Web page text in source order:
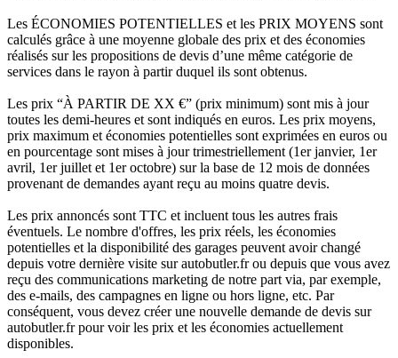
Les ÉCONOMIES POTENTIELLES et les PRIX MOYENS sont
calculés grâce à une moyenne globale des prix et des économies
réalisés sur les propositions de devis d’une même catégorie de
services dans le rayon à partir duquel ils sont obtenus.
Les prix “À PARTIR DE XX €” (prix minimum) sont mis à jour
toutes les demi-heures et sont indiqués en euros. Les prix moyens,
prix maximum et économies potentielles sont exprimées en euros ou
en pourcentage sont mises à jour trimestriellement (1er janvier, 1er
avril, 1er juillet et 1er octobre) sur la base de 12 mois de données
provenant de demandes ayant reçu au moins quatre devis.
Les prix annoncés sont TTC et incluent tous les autres frais
éventuels. Le nombre d'offres, les prix réels, les économies
potentielles et la disponibilité des garages peuvent avoir changé
depuis votre dernière visite sur autobutler.fr ou depuis que vous avez
reçu des communications marketing de notre part via, par exemple,
des e-mails, des campagnes en ligne ou hors ligne, etc. Par
conséquent, vous devez créer une nouvelle demande de devis sur
autobutler.fr pour voir les prix et les économies actuellement
disponibles.